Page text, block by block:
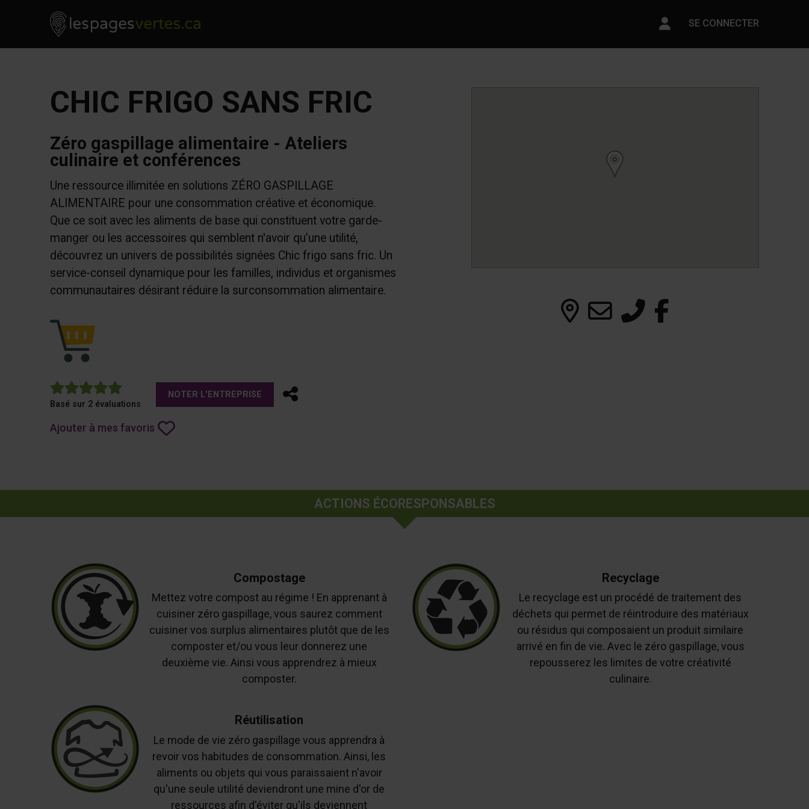
Skip to contentLes Pages Vertes - Go to homepage
Paramètres du compte
SE CONNECTER
CHIC FRIGO SANS FRIC
Zéro gaspillage alimentaire - Ateliers
culinaire et conférences
Une ressource illimitée en solutions ZÉRO GASPILLAGE
ALIMENTAIRE pour une consommation créative et économique.
Que ce soit avec les aliments de base qui constituent votre garde-
manger ou les accessoires qui semblent n'avoir qu’une utilité,
découvrez un univers de possibilités signées Chic frigo sans fric. Un
service-conseil dynamique pour les familles, individus et organismes
communautaires désirant réduire la surconsommation alimentaire.
5
Basé sur 2 évaluations
NOTER L'ENTREPRISE Partager
Ajouter à mes favoris
ACTIONS ÉCORESPONSABLES
Compostage
Mettez votre compost au régime ! En apprenant à
cuisiner zéro gaspillage, vous saurez comment
cuisiner vos surplus alimentaires plutôt que de les
composter et/ou vous leur donnerez une
deuxième vie. Ainsi vous apprendrez à mieux
composter.
Recyclage
Le recyclage est un procédé de traitement des
déchets qui permet de réintroduire des matériaux
ou résidus qui composaient un produit similaire
arrivé en fin de vie. Avec le zéro gaspillage, vous
repousserez les limites de votre créativité
culinaire.
Réutilisation
Le mode de vie zéro gaspillage vous apprendra à
revoir vos habitudes de consommation. Ainsi, les
aliments ou objets qui vous paraissaient n'avoir
qu'une seule utilité deviendront une mine d'or de
ressources afin d'éviter qu'ils deviennent